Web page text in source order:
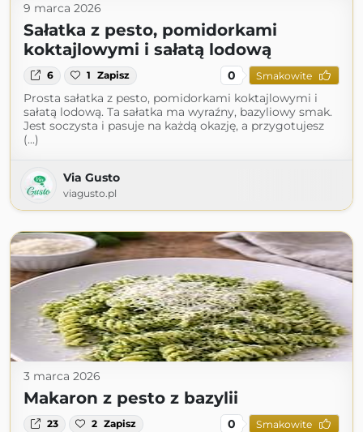
9 marca 2026
Sałatka z pesto, pomidorkami
koktajlowymi i sałatą lodową
6 1 Zapisz 0 Smakowite
Prosta sałatka z pesto, pomidorkami koktajlowymi i
sałatą lodową. Ta sałatka ma wyraźny, bazyliowy smak.
Jest soczysta i pasuje na każdą okazję, a przygotujesz
(...)
Via Gusto
viagusto.pl
3 marca 2026
Makaron z pesto z bazylii
23 2 Zapisz 0 Smakowite